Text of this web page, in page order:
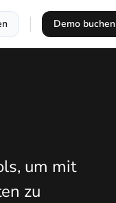
Demo buchen
um mit
zu